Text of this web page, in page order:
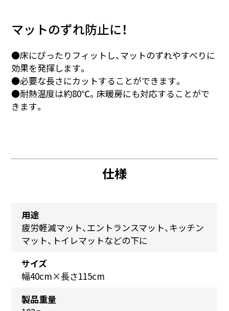
マットのずれ防止に！
●床にぴったりフィットし、マットのずれやすべりに
効果を発揮します。
●必要な長さにカットすることができます。
●耐熱温度は約80℃。床暖房にも対応することがで
きます。
仕様
用途
疲労軽減マット、エントランスマット、キッチン
マット、トイレマットなどの下に
サイズ
幅40cm×長さ115cm
製品重量